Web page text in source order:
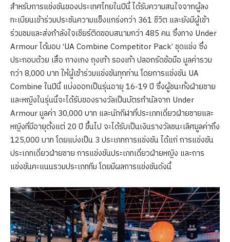
สำหรับการแข่งขันของประเทศไทยในปีนี้ ได้รับความสนใจจากผู้ลง
ทะเบียนเข้าร่วมประชันความแข็งแกร่งกว่า 361 ชีวิต และยังมีผู้เข้า
ร่วมชมและส่งกำลังใจเชียร์ติดขอบสนามกว่า 485 คน ซึ่งทาง Under
Armour ได้มอบ ‘UA Combine Competitor Pack’ ชุดแข่ง ซึ่ง
ประกอบด้วย เสื้อ กางเกง ถุงเท้า รองเท้า ปลอกรัดข้อมือ มูลค่ารวม
กว่า 8,000 บาท ให้ผู้เข้าร่วมแข่งขันทุกท่าน โดยการแข่งขัน UA
Combine ในปีนี้ แบ่งออกเป็นรุ่นอายุ 16-19 ปี ซึ่งผู้ชนะทั้งฝ่ายชาย
และหญิงในรุ่นนี้จะได้รับของรางวัลเป็นบัตรกำนัลจาก Under
Armour มูลค่า 30,000 บาท และนักกีฬาที่ประเภทเดี่ยวฝ่ายชายและ
หญิงที่มีอายุตั้งแต่ 20 ปี ขึ้นไป จะได้รับเป็นเงินรางวัลชนะเลิศมูลค่าถึง
125,000 บาท โดยแบ่งเป็น 3 ประเภทการแข่งขัน ได้แก่ การแข่งขัน
ประเภทเดี่ยวฝ่ายชาย การแข่งขันประเภทเดี่ยวฝ่ายหญิง และการ
แข่งขันคะแนนรวมประเภททีม โดยมีผลการแข่งขันดังนี้